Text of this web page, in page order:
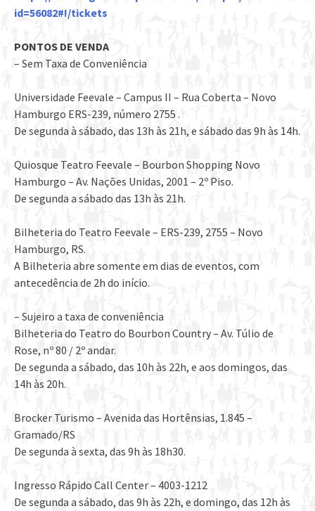
id=56082#!/tickets
PONTOS DE VENDA
– Sem Taxa de Conveniência
Universidade Feevale – Campus II – Rua Coberta – Novo
Hamburgo ERS-239, número 2755 .
De segunda à sábado, das 13h às 21h, e sábado das 9h às 14h.
Quiosque Teatro Feevale – Bourbon Shopping Novo
Hamburgo – Av. Nações Unidas, 2001 – 2º Piso.
De segunda a sábado das 13h às 21h.
Bilheteria do Teatro Feevale – ERS-239, 2755 – Novo
Hamburgo, RS.
A Bilheteria abre somente em dias de eventos, com
antecedência de 2h do início.
– Sujeiro a taxa de conveniência
Bilheteria do Teatro do Bourbon Country – Av. Túlio de
Rose, nº 80 / 2º andar.
De segunda a sábado, das 10h às 22h, e aos domingos, das
14h às 20h.
Brocker Turismo – Avenida das Hortênsias, 1.845 –
Gramado/RS
De segunda à sexta, das 9h às 18h30.
Ingresso Rápido Call Center – 4003-1212
De segunda a sábado, das 9h às 22h, e domingo, das 12h às